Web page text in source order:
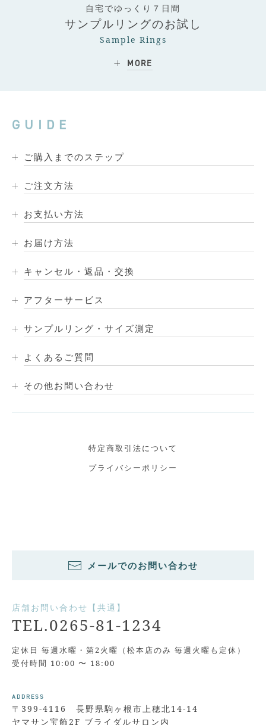
自宅でゆっくり７日間
サンプルリングのお試し
Sample Rings
MORE
GUIDE
ご購入までのステップ
ご注文方法
お支払い方法
お届け方法
キャンセル・返品・交換
アフターサービス
サンプルリング・サイズ測定
よくあるご質問
その他お問い合わせ
特定商取引法について
プライバシーポリシー
メールでのお問い合わせ
店舗お問い合わせ【共通】
TEL.0265-81-1234
定休日 毎週水曜・第2火曜（松本店のみ 毎週火曜も定休）
受付時間 10:00 〜 18:00
ADDRESS
〒399-4116 長野県駒ヶ根市上穂北14-14
ヤマサン宝飾2F ブライダルサロン内